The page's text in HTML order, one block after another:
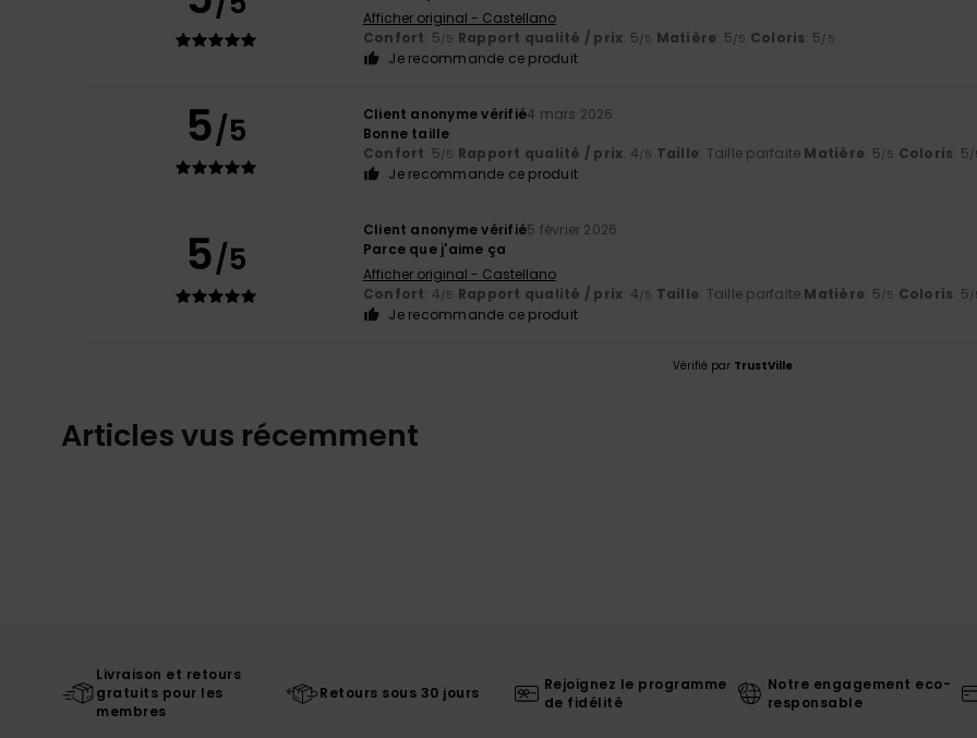
Afficher original - Castellano
Confort: 5/5 Rapport qualité / prix: 5/5 Matière: 5/5 Coloris: 5/5
Je recommande ce produit
5/5 Client anonyme vérifié4 mars 2026
Bonne taille
Confort: 5/5 Rapport qualité / prix: 4/5 Taille: Taille parfaite Matière: 5/5 Coloris: 5/
Je recommande ce produit
5/5
Client anonyme vérifié5 février 2026
Parce que j'aime ça
Afficher original - Castellano
Confort: 4/5 Rapport qualité / prix: 4/5 Taille: Taille parfaite Matière: 5/5 Coloris: 5/
Je recommande ce produit
Vérifié par TrustVille
Articles vus récemment
Livraison et retours
gratuits pour les
membres
Retours sous 30 jours
Rejoignez le programme
de fidélité
Notre engagement eco-
responsable